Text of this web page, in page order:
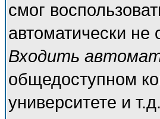
смог
автоматически
Входить
общедоступном
университете и т.д.